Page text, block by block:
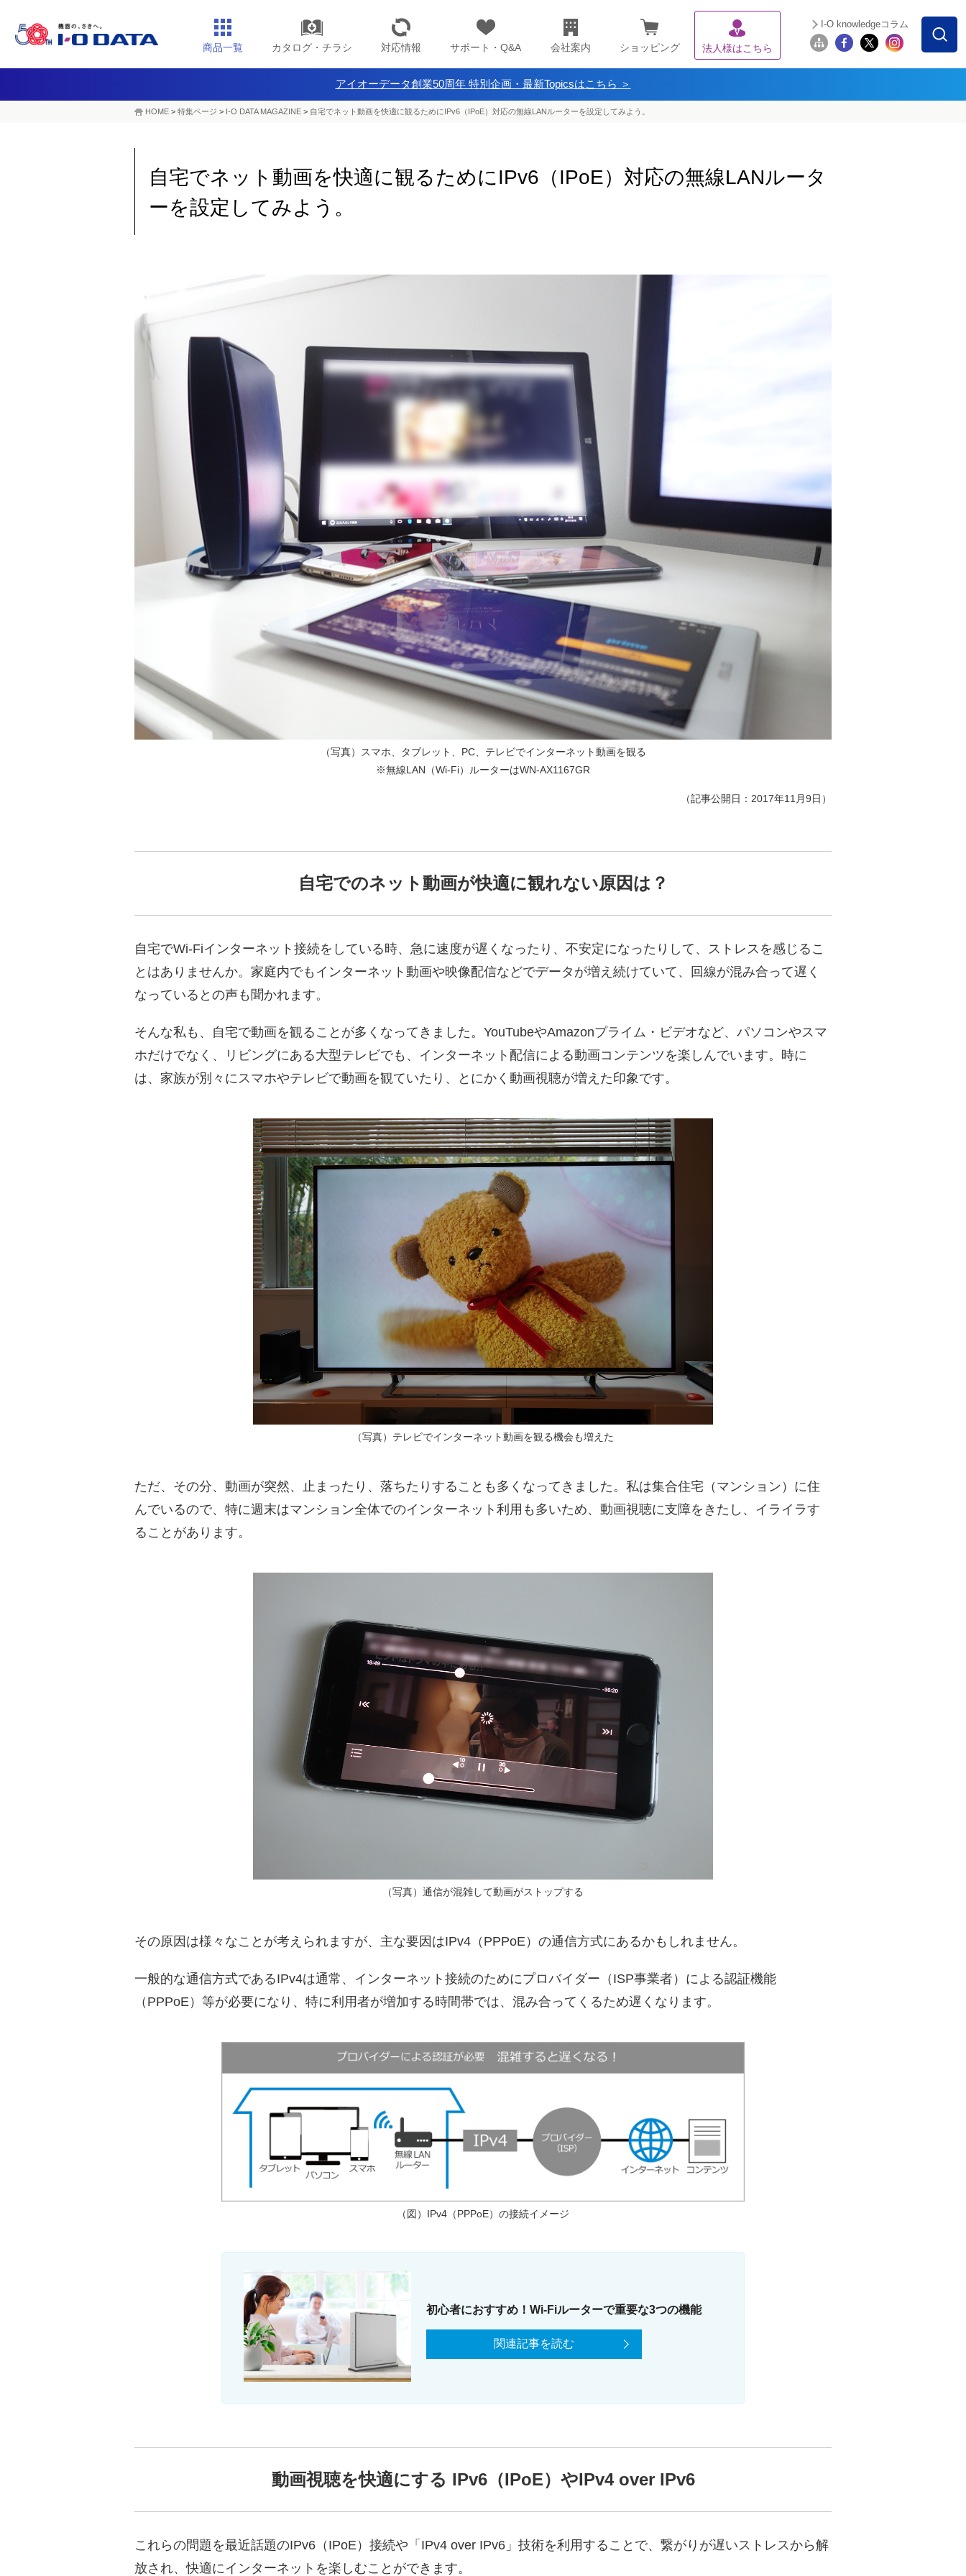
商品一覧 カタログ・チラシ 対応情報 サポート・Q&A 会社案内 ショッピング 法人様はこちら
I-O knowledgeコラム
アイオーデータ創業50周年 特別企画・最新Topicsはこちら ＞
HOME > 特集ページ > I-O DATA MAGAZINE > 自宅でネット動画を快適に観るためにIPv6（IPoE）対応の無線LANルーターを設定してみよう。
自宅でネット動画を快適に観るためにIPv6（IPoE）対応の無線LANルータ
ーを設定してみよう。
（写真）スマホ、タブレット、PC、テレビでインターネット動画を観る
※無線LAN（Wi-Fi）ルーターはWN-AX1167GR
（記事公開日：2017年11月9日）
自宅でのネット動画が快適に観れない原因は？
自宅でWi-Fiインターネット接続をしている時、急に速度が遅くなったり、不安定になったりして、ストレスを感じるこ
とはありませんか。家庭内でもインターネット動画や映像配信などでデータが増え続けていて、回線が混み合って遅く
なっているとの声も聞かれます。
そんな私も、自宅で動画を観ることが多くなってきました。YouTubeやAmazonプライム・ビデオなど、パソコンやスマ
ホだけでなく、リビングにある大型テレビでも、インターネット配信による動画コンテンツを楽しんでいます。時に
は、家族が別々にスマホやテレビで動画を観ていたり、とにかく動画視聴が増えた印象です。
（写真）テレビでインターネット動画を観る機会も増えた
ただ、その分、動画が突然、止まったり、落ちたりすることも多くなってきました。私は集合住宅（マンション）に住
んでいるので、特に週末はマンション全体でのインターネット利用も多いため、動画視聴に支障をきたし、イライラす
ることがあります。
（写真）通信が混雑して動画がストップする
その原因は様々なことが考えられますが、主な要因はIPv4（PPPoE）の通信方式にあるかもしれません。
一般的な通信方式であるIPv4は通常、インターネット接続のためにプロバイダー（ISP事業者）による認証機能
（PPPoE）等が必要になり、特に利用者が増加する時間帯では、混み合ってくるため遅くなります。
（図）IPv4（PPPoE）の接続イメージ
初心者におすすめ！Wi-Fiルーターで重要な3つの機能
関連記事を読む
動画視聴を快適にする IPv6（IPoE）やIPv4 over IPv6
これらの問題を最近話題のIPv6（IPoE）接続や「IPv4 over IPv6」技術を利用することで、繋がりが遅いストレスから解
放され、快適にインターネットを楽しむことができます。